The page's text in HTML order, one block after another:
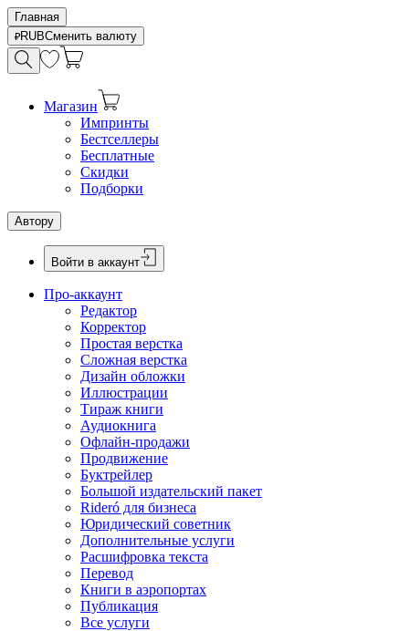
Главная
RUBСменить валюту
Магазин
Импринты
Бестселлеры
Бесплатные
Скидки
Подборки
Автору
Войти в аккаунт
Про-аккаунт
Редактор
Корректор
Простая верстка
Сложная верстка
Дизайн обложки
Иллюстрации
Тираж книги
Аудиокнига
Офлайн-продажи
Продвижение
Буктрейлер
Большой издательский пакет
Rideró для бизнеса
Юридический советник
Дополнительные услуги
Расшифровка текста
Перевод
Книги в аэропортах
Публикация
Все услуги